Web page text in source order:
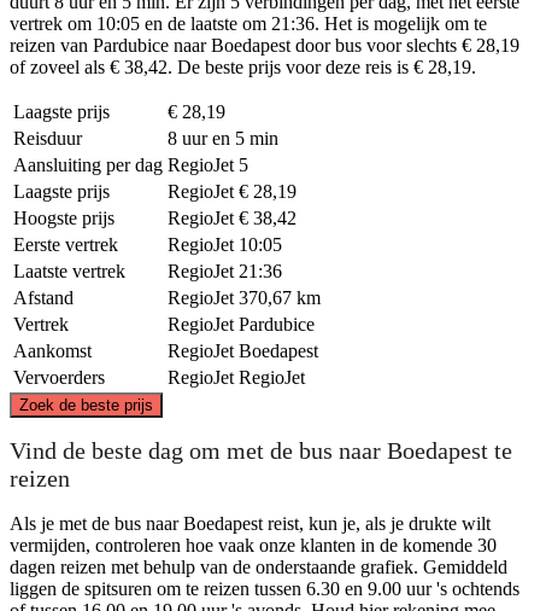
vertrek om 10:05 en de laatste om 21:36. Het is mogelijk om te
reizen van Pardubice naar Boedapest door bus voor slechts € 28,19
of zoveel als € 38,42. De beste prijs voor deze reis is € 28,19.
Laagste prijs
€ 28,19
Reisduur
8 uur en 5 min
Aansluiting per dag RegioJet 5
Laagste prijs
RegioJet € 28,19
Hoogste prijs
RegioJet € 38,42
Eerste vertrek
RegioJet 10:05
Laatste vertrek
RegioJet 21:36
Afstand
RegioJet 370,67 km
Vertrek
RegioJet Pardubice
Aankomst
RegioJet Boedapest
Vervoerders
RegioJet RegioJet
Zoek de beste prijs
©CARTO
Vind de beste dag om met de bus naar Boedapest te
reizen
Als je met de bus naar Boedapest reist, kun je, als je drukte wilt
vermijden, controleren hoe vaak onze klanten in de komende 30
dagen reizen met behulp van de onderstaande grafiek. Gemiddeld
liggen de spitsuren om te reizen tussen 6.30 en 9.00 uur 's ochtends